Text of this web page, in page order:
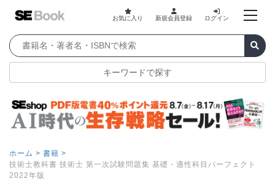
お気に入り 新規会員登録 ログイン
キーワードで探す
ホーム > 書籍 >
技術士教科書 技術士 第一次試験問題集 基礎・適性科目パーフェクト
2022年版